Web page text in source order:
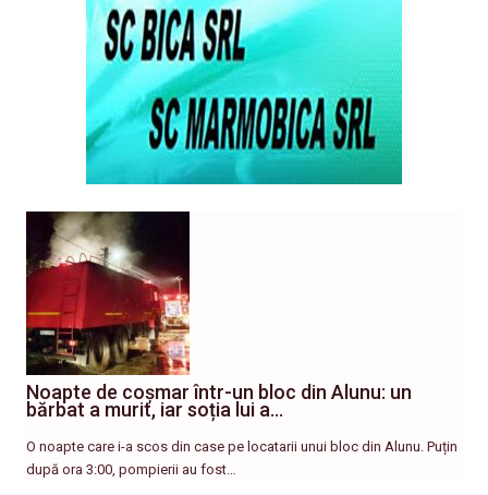
Noapte de coșmar într-un bloc din Alunu: un
bărbat a murit, iar soția lui a…
O noapte care i-a scos din case pe locatarii unui bloc din Alunu. Puțin
după ora 3:00, pompierii au fost…